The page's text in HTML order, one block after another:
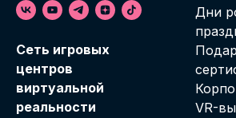
Cеть игровых
центров
виртуальной
реальности
Дни
VR-